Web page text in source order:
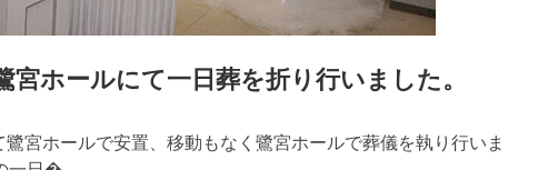
宮ホールにて一日葬を折り行いました。
鷺宮ホールで安置、移動もなく鷺宮ホールで葬儀を執り行いま